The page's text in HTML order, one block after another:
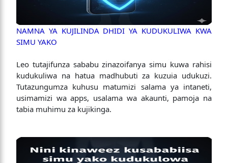
NAMNA YA KUJILINDA DHIDI YA KUDUKULIWA KWA
SIMU YAKO
Leo tutajifunza sababu zinazoifanya simu kuwa rahisi
kudukuliwa na hatua madhubuti za kuzuia udukuzi.
Tutazungumza kuhusu matumizi salama ya intaneti,
usimamizi wa apps, usalama wa akaunti, pamoja na
tabia muhimu za kujikinga.